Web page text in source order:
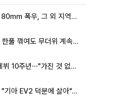
동해안은 시간당 80㎜ 폭우, 그 외 지역은 폭염…‘극과 극 날씨’
[내일 날씨] 폭염 한풀 꺾여도 무더위 계속⋯동해안 이틀 연속 비
임영웅, 어느덧 데뷔 10주년⋯"가진 것 없던 시절, 내 앞엔 20명의 팬뿐"
'굿 윌 헌팅' 배우 "기아 EV2 덕분에 살아"…교통사고 후 안전성 극찬